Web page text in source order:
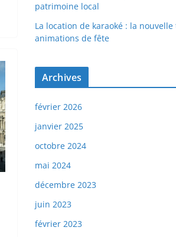
patrimoine local
La location de karaoké : la
animations de fête
Archives
février 2026
janvier 2025
octobre 2024
mai 2024
décembre 2023
juin 2023
février 2023